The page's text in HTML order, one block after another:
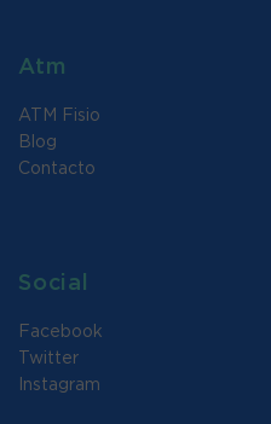
Atm
ATM Fisio
Blog
Contacto
Social
Facebook
Twitter
Instagram